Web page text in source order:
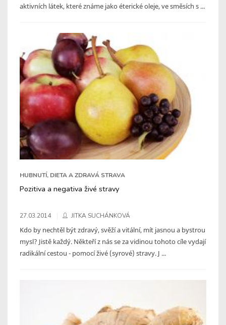
aktivních látek, které známe jako éterické oleje, ve směsích s ...
HUBNUTÍ, DIETA A ZDRAVÁ STRAVA
Pozitiva a negativa živé stravy
27.03.2014 JITKA SUCHÁNKOVÁ
Kdo by nechtěl být zdravý, svěží a vitální, mít jasnou a bystrou
mysl? Jistě každý. Někteří z nás se za vidinou tohoto cíle vydají
radikální cestou - pomocí živé (syrové) stravy. J ...